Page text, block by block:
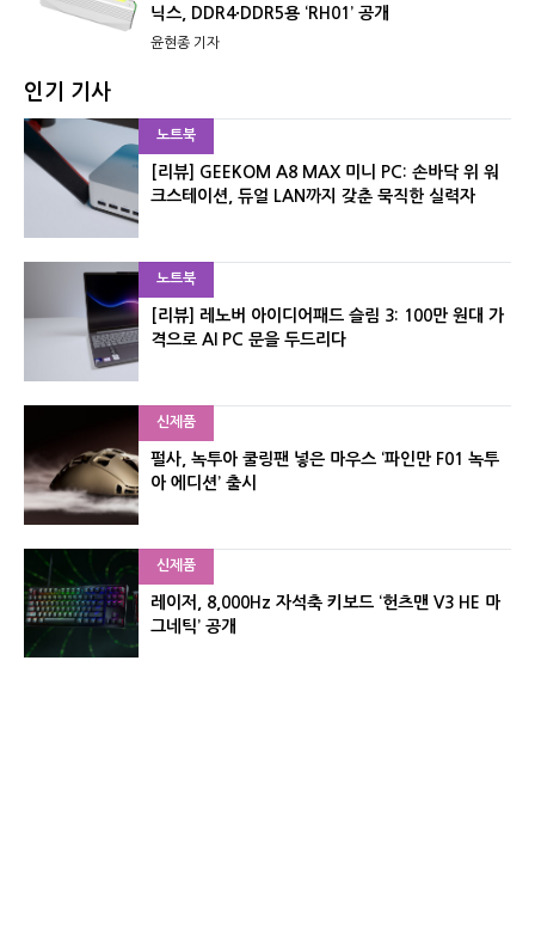
닉스, DDR4·DDR5용 ‘RH01’ 공개
윤현종 기자
인기 기사
노트북
[리뷰] GEEKOM A8 MAX 미니 PC: 손바닥 위 워
크스테이션, 듀얼 LAN까지 갖춘 묵직한 실력자
노트북
[리뷰] 레노버 아이디어패드 슬림 3: 100만 원대 가
격으로 AI PC 문을 두드리다
신제품
펄사, 녹투아 쿨링팬 넣은 마우스 ‘파인만 F01 녹투
아 에디션’ 출시
신제품
레이저, 8,000Hz 자석축 키보드 ‘헌츠맨 V3 HE 마
그네틱’ 공개